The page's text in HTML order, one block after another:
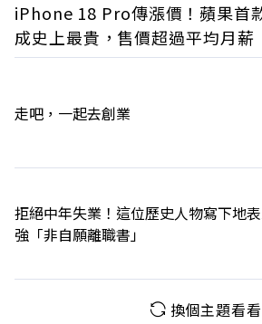
iPhone 18 Pro傳漲價！蘋果首
成史上最貴，售價超過平均月薪
走吧，一起去創業
拒絕中年失業！這位歷史人物寫下地
強「非自願離職書」
換個主題看看